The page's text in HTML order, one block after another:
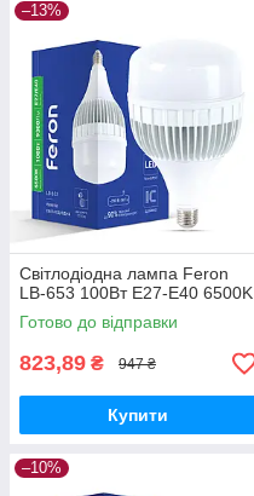
–13%
Світлодіодна лампа Feron
LB-653 100Вт Е27-E40 6500K
Готово до відправки
823,89 ₴ 947 ₴
Купити
–10%